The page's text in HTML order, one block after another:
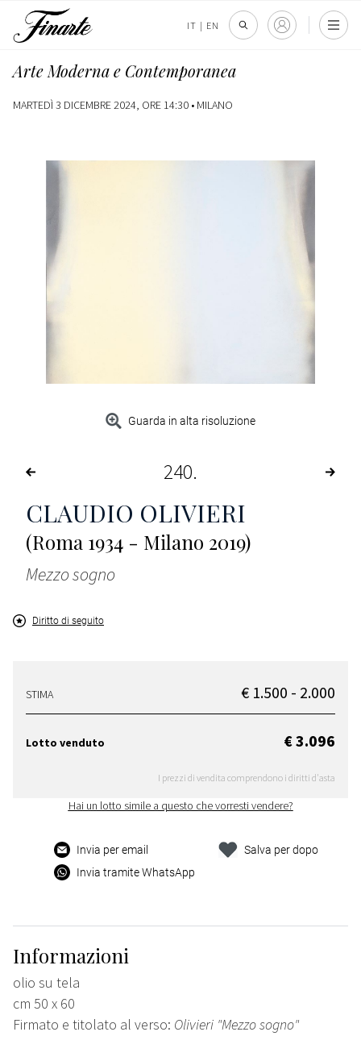
IT | EN
Arte Moderna e Contemporanea
MARTEDÌ 3 DICEMBRE 2024, ORE 14:30 • MILANO
Guarda in alta risoluzione
240
CLAUDIO OLIVIERI
(Roma 1934 - Milano 2019)
Mezzo sogno
Diritto di seguito
STIMA € 1.500 - 2.000
Lotto venduto € 3.096
I prezzi di vendita comprendono i diritti d'asta
Hai un lotto simile a questo che vorresti vendere?
Invia per email
Invia tramite WhatsApp
Salva per dopo
Informazioni
olio su tela
cm 50 x 60
Firmato e titolato al verso: Olivieri "Mezzo sogno"